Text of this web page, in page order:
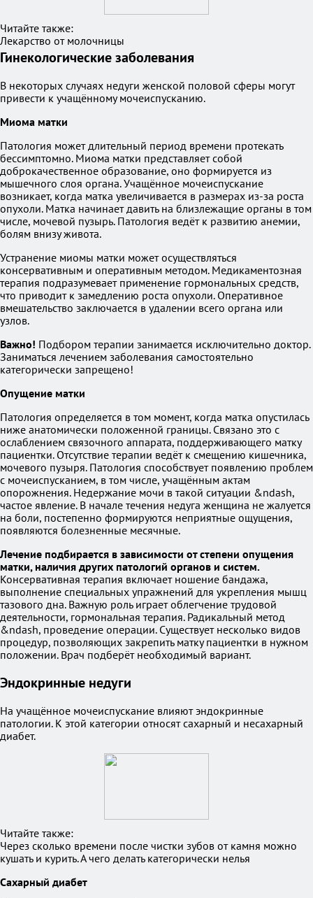
Читайте также:
Лекарство от молочницы
Гинекологические заболевания
В некоторых случаях недуги женской половой сферы могут
привести к учащённому мочеиспусканию.
Миома матки
Патология может длительный период времени протекать
бессимптомно. Миома матки представляет собой
доброкачественное образование, оно формируется из
мышечного слоя органа. Учащённое мочеиспускание
возникает, когда матка увеличивается в размерах из-за роста
опухоли. Матка начинает давить на близлежащие органы в том
числе, мочевой пузырь. Патология ведёт к развитию анемии,
болям внизу живота.
Устранение миомы матки может осуществляться
консервативным и оперативным методом. Медикаментозная
терапия подразумевает применение гормональных средств,
что приводит к замедлению роста опухоли. Оперативное
вмешательство заключается в удалении всего органа или
узлов.
Важно! Подбором терапии занимается исключительно доктор.
Заниматься лечением заболевания самостоятельно
категорически запрещено!
Опущение матки
Патология определяется в том момент, когда матка опустилась
ниже анатомически положенной границы. Связано это с
ослаблением связочного аппарата, поддерживающего матку
пациентки. Отсутствие терапии ведёт к смещению кишечника,
мочевого пузыря. Патология способствует появлению проблем
с мочеиспусканием, в том числе, учащённым актам
опорожнения. Недержание мочи в такой ситуации &ndash,
частое явление. В начале течения недуга женщина не жалуется
на боли, постепенно формируются неприятные ощущения,
появляются болезненные месячные.
Лечение подбирается в зависимости от степени опущения
матки, наличия других патологий органов и систем.
Консервативная терапия включает ношение бандажа,
выполнение специальных упражнений для укрепления мышц
тазового дна. Важную роль играет облегчение трудовой
деятельности, гормональная терапия. Радикальный метод
&ndash, проведение операции. Существует несколько видов
процедур, позволяющих закрепить матку пациентки в нужном
положении. Врач подберёт необходимый вариант.
Эндокринные недуги
На учащённое мочеиспускание влияют эндокринные
патологии. К этой категории относят сахарный и несахарный
диабет.
Читайте также:
Через сколько времени после чистки зубов от камня можно
кушать и курить. А чего делать категорически нелья
Сахарный диабет